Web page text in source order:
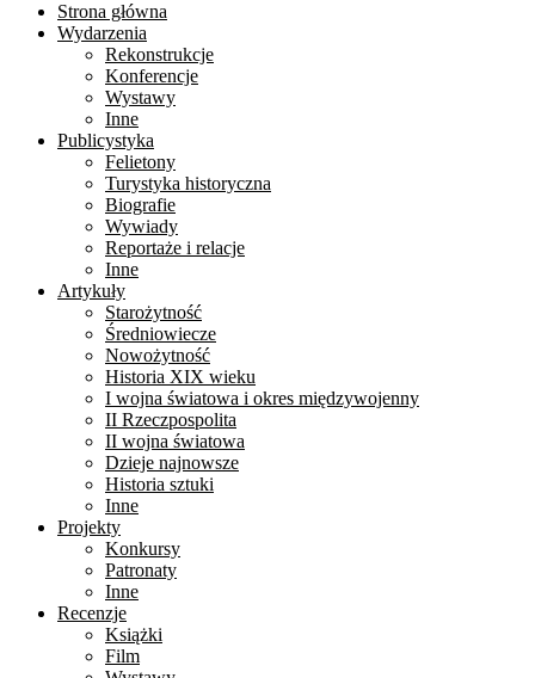
Strona główna
Wydarzenia
Rekonstrukcje
Konferencje
Wystawy
Inne
Publicystyka
Felietony
Turystyka historyczna
Biografie
Wywiady
Reportaże i relacje
Inne
Artykuły
Starożytność
Średniowiecze
Nowożytność
Historia XIX wieku
I wojna światowa i okres międzywojenny
II Rzeczpospolita
II wojna światowa
Dzieje najnowsze
Historia sztuki
Inne
Projekty
Konkursy
Patronaty
Inne
Recenzje
Książki
Film